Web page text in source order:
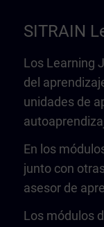
SITRAIN
Los Learning
del
unidades de
En los
junto con
asesor de
Los módulos